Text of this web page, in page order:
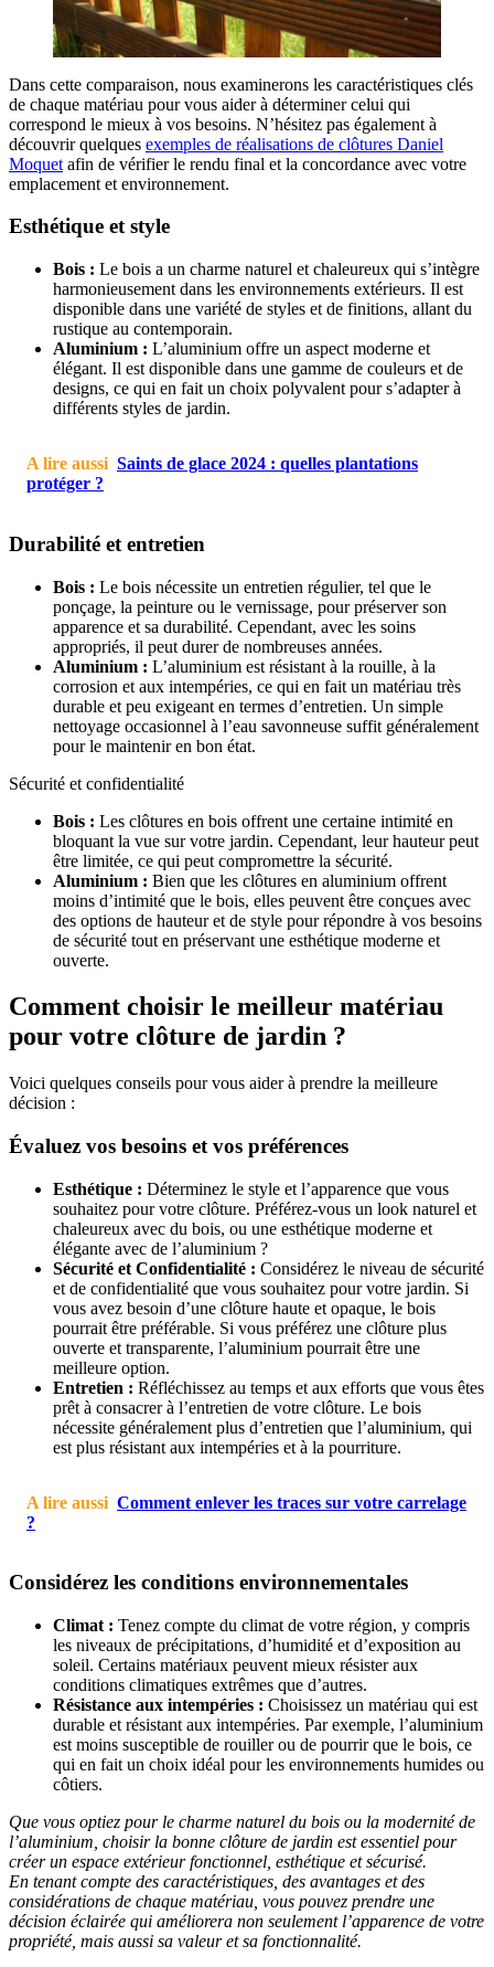
Dans cette comparaison, nous examinerons les caractéristiques clés
de chaque matériau pour vous aider à déterminer celui qui
correspond le mieux à vos besoins. N’hésitez pas également à
découvrir quelques exemples de réalisations de clôtures Daniel
Moquet afin de vérifier le rendu final et la concordance avec votre
emplacement et environnement.
Esthétique et style
Bois : Le bois a un charme naturel et chaleureux qui s’intègre
harmonieusement dans les environnements extérieurs. Il est
disponible dans une variété de styles et de finitions, allant du
rustique au contemporain.
Aluminium : L’aluminium offre un aspect moderne et
élégant. Il est disponible dans une gamme de couleurs et de
designs, ce qui en fait un choix polyvalent pour s’adapter à
différents styles de jardin.
A lire aussi Saints de glace 2024 : quelles plantations
protéger ?
Durabilité et entretien
Bois : Le bois nécessite un entretien régulier, tel que le
ponçage, la peinture ou le vernissage, pour préserver son
apparence et sa durabilité. Cependant, avec les soins
appropriés, il peut durer de nombreuses années.
Aluminium : L’aluminium est résistant à la rouille, à la
corrosion et aux intempéries, ce qui en fait un matériau très
durable et peu exigeant en termes d’entretien. Un simple
nettoyage occasionnel à l’eau savonneuse suffit généralement
pour le maintenir en bon état.
Sécurité et confidentialité
Bois : Les clôtures en bois offrent une certaine intimité en
bloquant la vue sur votre jardin. Cependant, leur hauteur peut
être limitée, ce qui peut compromettre la sécurité.
Aluminium : Bien que les clôtures en aluminium offrent
moins d’intimité que le bois, elles peuvent être conçues avec
des options de hauteur et de style pour répondre à vos besoins
de sécurité tout en préservant une esthétique moderne et
ouverte.
Comment choisir le meilleur matériau
pour votre clôture de jardin ?
Voici quelques conseils pour vous aider à prendre la meilleure
décision :
Évaluez vos besoins et vos préférences
Esthétique : Déterminez le style et l’apparence que vous
souhaitez pour votre clôture. Préférez-vous un look naturel et
chaleureux avec du bois, ou une esthétique moderne et
élégante avec de l’aluminium ?
Sécurité et Confidentialité : Considérez le niveau de sécurité
et de confidentialité que vous souhaitez pour votre jardin. Si
vous avez besoin d’une clôture haute et opaque, le bois
pourrait être préférable. Si vous préférez une clôture plus
ouverte et transparente, l’aluminium pourrait être une
meilleure option.
Entretien : Réfléchissez au temps et aux efforts que vous êtes
prêt à consacrer à l’entretien de votre clôture. Le bois
nécessite généralement plus d’entretien que l’aluminium, qui
est plus résistant aux intempéries et à la pourriture.
A lire aussi Comment enlever les traces sur votre carrelage
?
Considérez les conditions environnementales
Climat : Tenez compte du climat de votre région, y compris
les niveaux de précipitations, d’humidité et d’exposition au
soleil. Certains matériaux peuvent mieux résister aux
conditions climatiques extrêmes que d’autres.
Résistance aux intempéries : Choisissez un matériau qui est
durable et résistant aux intempéries. Par exemple, l’aluminium
est moins susceptible de rouiller ou de pourrir que le bois, ce
qui en fait un choix idéal pour les environnements humides ou
côtiers.
Que vous optiez pour le charme naturel du bois ou la modernité de
l’aluminium, choisir la bonne clôture de jardin est essentiel pour
créer un espace extérieur fonctionnel, esthétique et sécurisé.
En tenant compte des caractéristiques, des avantages et des
considérations de chaque matériau, vous pouvez prendre une
décision éclairée qui améliorera non seulement l’apparence de votre
propriété, mais aussi sa valeur et sa fonctionnalité.